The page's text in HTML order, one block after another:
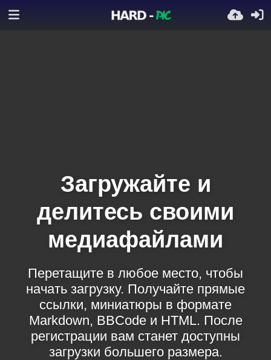
Загружайте и
делитесь своими
медиафайлами
Перетащите в любое место, чтобы
начать загрузку. Получайте прямые
ссылки, миниатюры в формате
Markdown, BBCode и HTML. После
регистрации вам станет доступны
загрузки большего размера.